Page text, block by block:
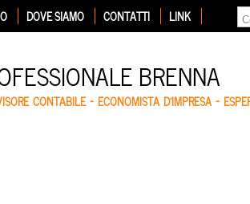
DOVE SIAMO CONTATTI LINK
BRENNA
CONTABILE – ECONOMISTA D'IMPRESA –